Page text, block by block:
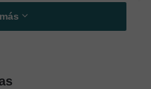
vosotr@s y